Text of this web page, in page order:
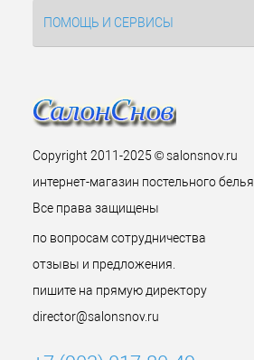
ПОМОЩЬ И СЕРВИСЫ
Copyright 2011-2025 © salonsnov.ru
интернет-магазин постельного белья.
Все права защищены
по вопросам сотрудничества
отзывы и предложения.
пишите на прямую директору
director@salonsnov.ru